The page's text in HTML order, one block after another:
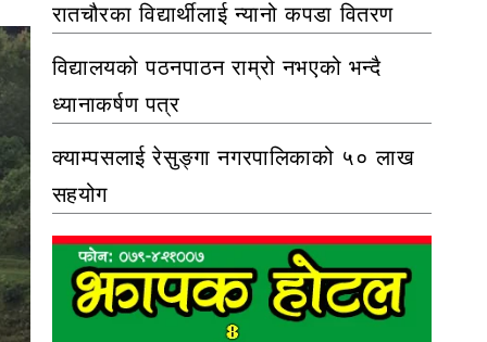
रातचौरका विद्यार्थीलाई न्यानो कपडा वितरण
विद्यालयको पठनपाठन राम्रो नभएको भन्दै
ध्यानाकर्षण पत्र
क्याम्पसलाई रेसुङ्गा नगरपालिकाको ५० लाख
सहयोग